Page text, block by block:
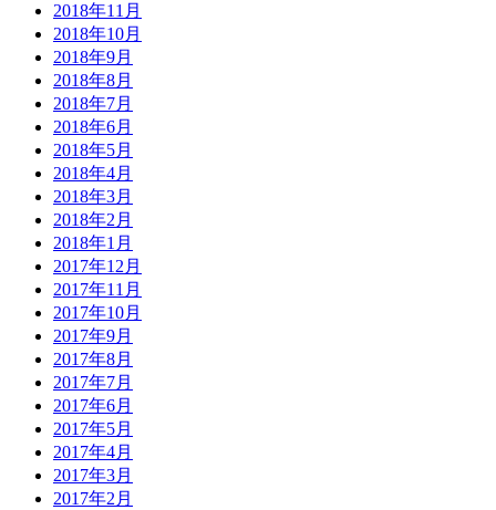
2018年11月
2018年10月
2018年9月
2018年8月
2018年7月
2018年6月
2018年5月
2018年4月
2018年3月
2018年2月
2018年1月
2017年12月
2017年11月
2017年10月
2017年9月
2017年8月
2017年7月
2017年6月
2017年5月
2017年4月
2017年3月
2017年2月